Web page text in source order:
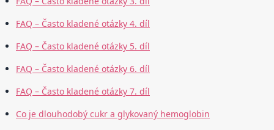
FAQ – Často kladené otázky 4. díl
FAQ – Často kladené otázky 5. díl
FAQ – Často kladené otázky 6. díl
FAQ – Často kladené otázky 7. díl
Co je dlouhodobý cukr a glykovaný hemoglobin